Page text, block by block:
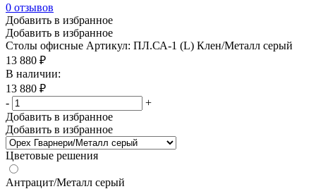
0 отзывов
Добавить в избранное
Добавить в избранное
Столы офисные Артикул: ПЛ.СА-1 (L) Клен/Металл серый
13 880 ₽
В наличии:
13 880 ₽
-
+
Добавить в избранное
Добавить в избранное
Цветовые решения
Антрацит/Металл серый